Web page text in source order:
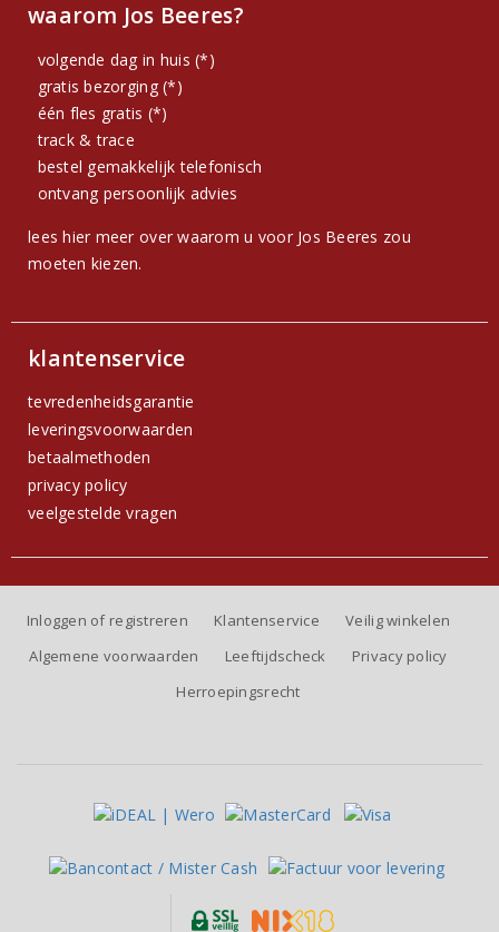
waarom Jos Beeres?
volgende dag in huis (*)
gratis bezorging (*)
één fles gratis (*)
track & trace
bestel gemakkelijk telefonisch
ontvang persoonlijk advies
lees hier meer over waarom u voor Jos Beeres zou
moeten kiezen.
klantenservice
tevredenheidsgarantie
leveringsvoorwaarden
betaalmethoden
privacy policy
veelgestelde vragen
Inloggen of registreren Klantenservice
Veilig winkelen
Algemene voorwaarden
Leeftijdscheck
Privacy policy
Herroepingsrecht